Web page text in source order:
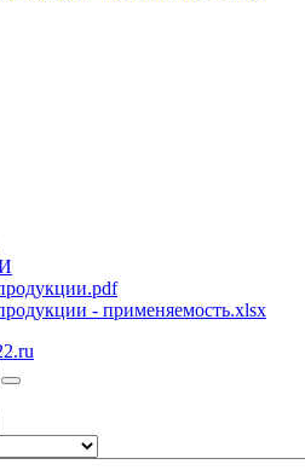
- применяемость.xlsx